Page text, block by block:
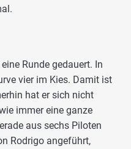
Runde gedauert. In
vier im Kies. Damit ist
hat er sich nicht
immer eine ganze
aus sechs Piloten
Rodrigo angeführt,